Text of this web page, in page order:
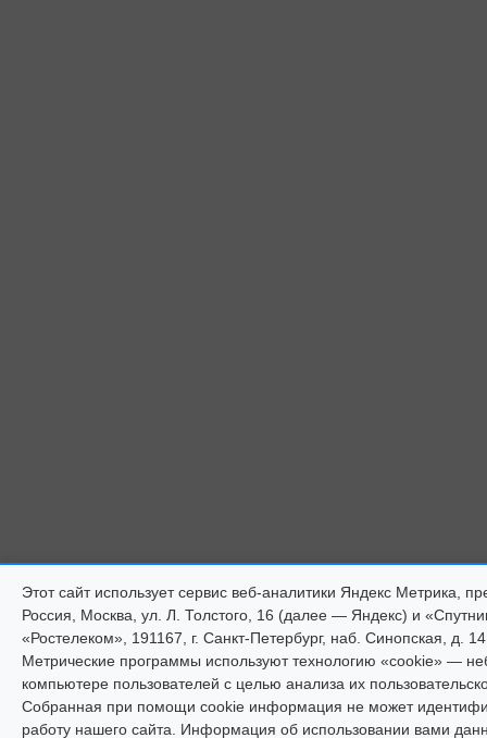
Этот сайт использует сервис веб-аналитики Яндекс
Россия, Москва, ул. Л. Толстого, 16 (далее — Яндекс) и
«Ростелеком», 191167, г. Санкт-Петербург, наб. Синопская, д.
Метрические программы используют технологию «cookie» —
компьютере пользователей с целью анализа их
Собранная при помощи cookie информация не может
работу нашего сайта. Информация об использовании вами